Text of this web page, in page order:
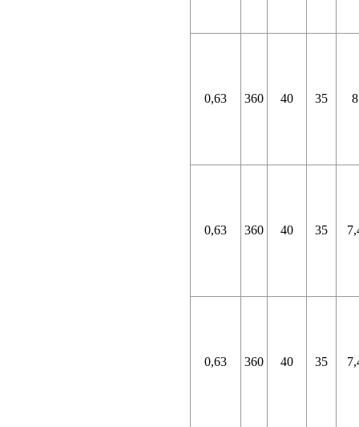
0,63 360 40 35 8
0,63 360 40 35
0,63 360 40 35